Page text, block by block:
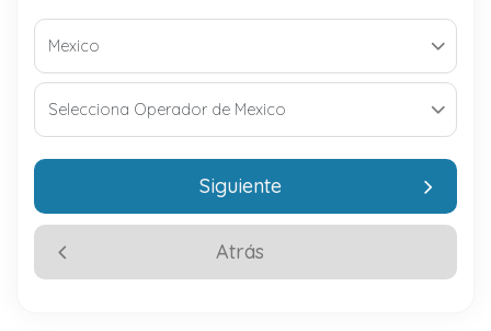
Atrás
Siguiente